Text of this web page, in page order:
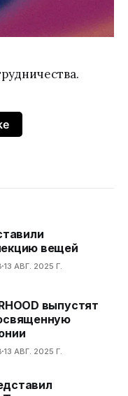
вещей
13 АВГ. 2025 Г.
выпустят
13 АВГ. 2025 Г.